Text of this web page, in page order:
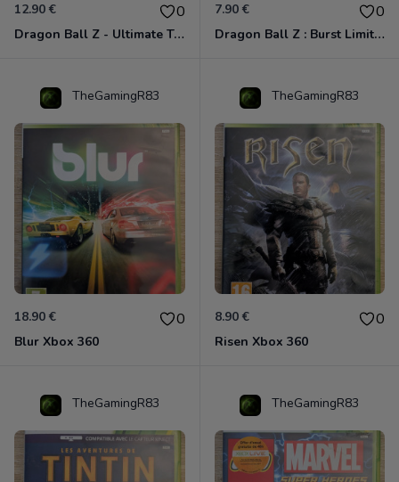
12.90 € 0
Dragon Ball Z - Ultimate Tenkaichi Xbox 360
7.90 € 0
Dragon Ball Z : Burst Limit Xbox 360
TheGamingR83
18.90 € 0
Blur Xbox 360
TheGamingR83
8.90 € 0
Risen Xbox 360
TheGamingR83 TheGamingR83